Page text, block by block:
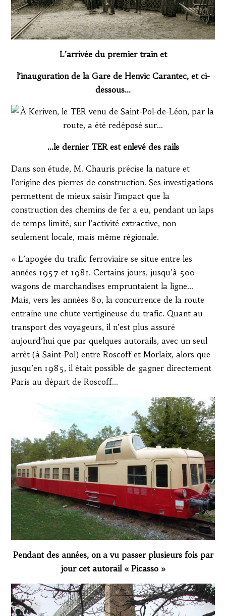
L’arrivée du premier train et
l’inauguration de la Gare de Henvic Carantec, et ci-
dessous…
…le dernier TER est enlevé des rails
Dans son étude, M. Chauris précise la nature et
l’origine des pierres de construction. Ses investigations
permettent de mieux saisir l’impact que la
construction des chemins de fer a eu, pendant un laps
de temps limité, sur l’activité extractive, non
seulement locale, mais même régionale.
« L’apogée du trafic ferroviaire se situe entre les
années 1957 et 1981. Certains jours, jusqu’à 500
wagons de marchandises empruntaient la ligne…
Mais, vers les années 80, la concurrence de la route
entraîne une chute vertigineuse du trafic. Quant au
transport des voyageurs, il n’est plus assuré
aujourd’hui que par quelques autorails, avec un seul
arrêt (à Saint-Pol) entre Roscoff et Morlaix, alors que
jusqu’en 1985, il était possible de gagner directement
Paris au départ de Roscoff…
Pendant des années, on a vu passer plusieurs fois par
jour cet autorail « Picasso »